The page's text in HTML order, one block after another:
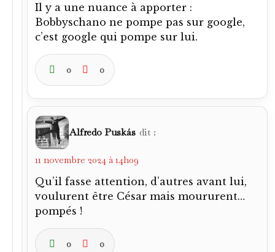
Il y a une nuance à apporter :
Bobbyschano ne pompe pas sur google,
c’est google qui pompe sur lui.
0 0
Alfredo Puskás dit :
11 novembre 2024 à 14h09
Qu’il fasse attention, d’autres avant lui,
voulurent être César mais moururent…
pompés !
0 0